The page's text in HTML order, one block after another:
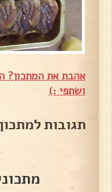
אהבת את המתכון?
ושתפי :)
תגובות